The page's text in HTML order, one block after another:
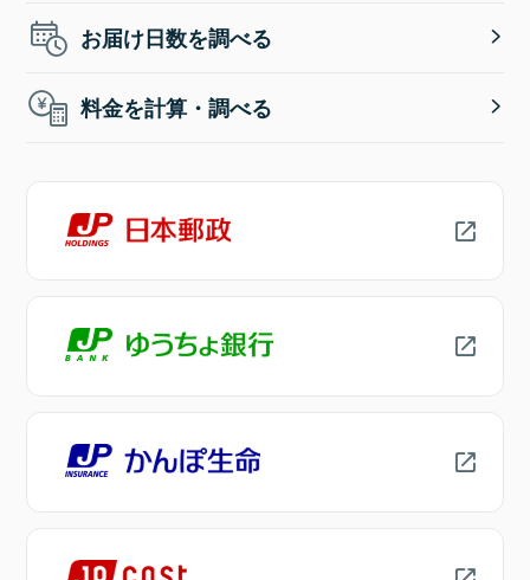
お届け日数を調べる
料金を計算・調べる